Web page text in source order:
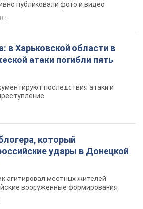
публиковали фото и видео
т.
в Харьковской области в
атаки погибли пять
последствия атаки и
который
удары в Донецкой
агитировал местных жителей
вооруженные формирования